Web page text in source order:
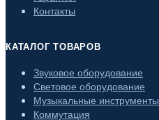
Контакты
КАТАЛОГ ТОВАРОВ
Звуковое оборудование
Световое оборудование
Музыкальные инструменты
Коммутация